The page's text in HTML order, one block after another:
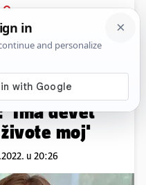
Komentari
emotivnu
'Ima devet
moj'
u 20:26